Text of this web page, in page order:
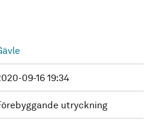
09-16 19:34
utryckning